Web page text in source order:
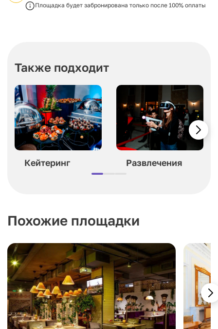
помогут создать уникальную атмосферу на
Площадка будет забронирована только после 100% оплаты
Также подходит
Кейтеринг Развлечения
Похожие площадки